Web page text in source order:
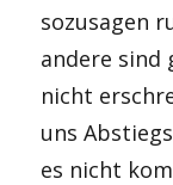
sozusagen
andere sind
nicht
uns
es nicht